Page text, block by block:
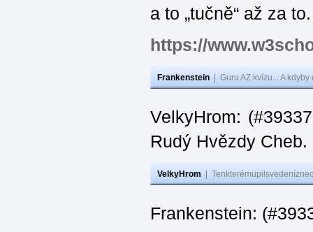
a to „tučně“ až za
https://
Frankenstein Guru AZ kvízu... A
VelkyHrom:
Rudý Hvězdy Cheb.
VelkyHrom
Frankenstein: